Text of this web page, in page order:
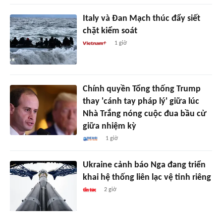
Italy và Đan Mạch thúc đẩy siết
chặt kiểm soát
1 giờ
Chính quyền Tổng thống Trump
thay 'cánh tay pháp lý' giữa lúc
Nhà Trắng nóng cuộc đua bầu cử
giữa nhiệm kỳ
1 giờ
Ukraine cảnh báo Nga đang triển
khai hệ thống liên lạc vệ tinh riêng
2 giờ